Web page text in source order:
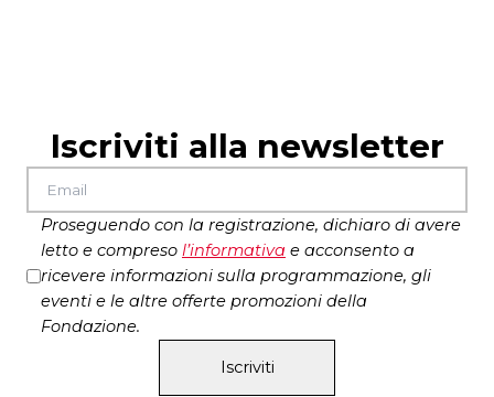
Iscriviti alla newsletter
Proseguendo con la registrazione, dichiaro di avere
letto e compreso l’informativa e acconsento a
ricevere informazioni sulla programmazione, gli
eventi e le altre offerte promozioni della
Fondazione.
Iscriviti